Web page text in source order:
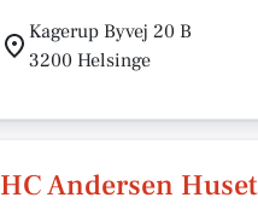
Kagerup Byvej 20 B
3200 Helsinge
HC Andersen Huset